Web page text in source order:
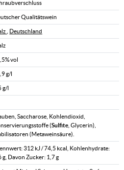
Qualitätswein
Deutschland
vol
g/l
g/l
Saccharose, Kohlendioxid,
(Sulfite , Glycerin),
(Metaweinsäure).
312 kJ / 74,5 kcal, Kohlenhydrate:
g, Davon Zucker: 1,7 g